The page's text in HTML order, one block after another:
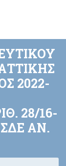
2022-
28/16-
ΑΝ.